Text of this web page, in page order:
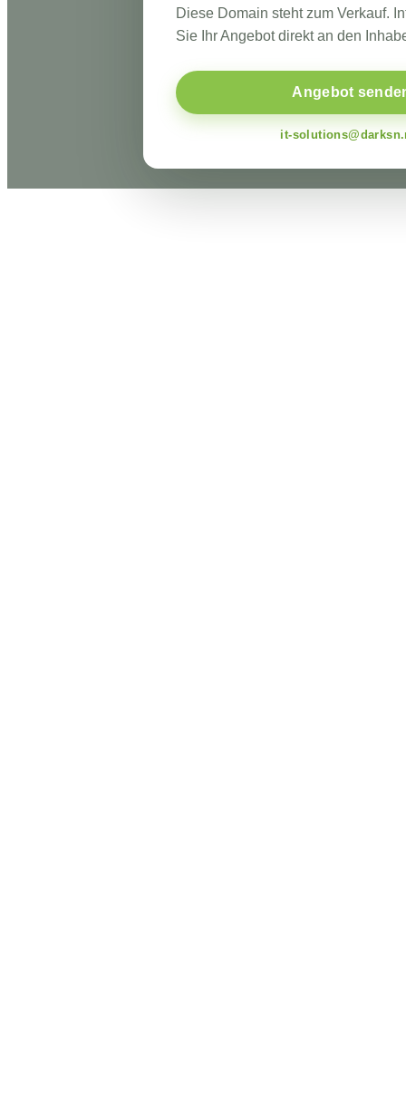
Diese Domain steht zum Verkauf.
Sie Ihr Angebot direkt an den
Angebot
it-